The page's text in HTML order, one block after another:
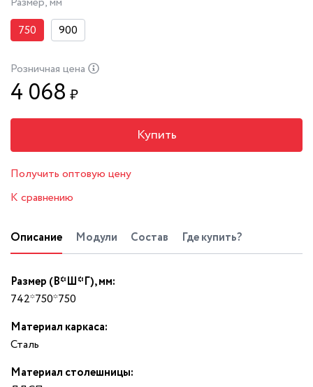
750
900
Розничная цена
4 068 ₽
Купить
Получить оптовую цену
К сравнению
Описание Модули Состав Где купить?
Размер (В*Ш*Г), мм:
742*750*750
Материал каркаса:
Сталь
Материал столешницы: